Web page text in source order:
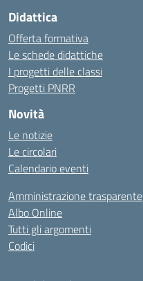
Didattica
Offerta formativa
Le schede didattiche
I progetti delle classi
Progetti PNRR
Novità
Le notizie
Le circolari
Calendario eventi
Amministrazione trasparente
Albo Online
Tutti gli argomenti
Codici